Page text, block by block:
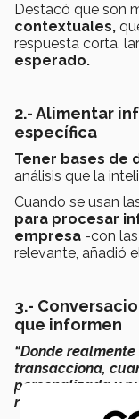
Destacó que son
contextuales,
respuesta corta,
esperado.
2.- Alimentar
específica
Tener bases de
análisis que la
Cuando se usan
para procesar
empresa -con
relevante, añadió
3.-
que informen
“Donde
transacciona,
personalizada y
realmente para mí”.